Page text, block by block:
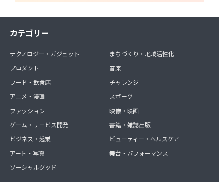
カテゴリー
テクノロジー・ガジェット
プロダクト
フード・飲食店
アニメ・漫画
ファッション
ゲーム・サービス開発
ビジネス・起業
アート・写真
ソーシャルグッド
まちづくり・地域活性化
音楽
チャレンジ
スポーツ
映像・映画
書籍・雑誌出版
ビューティー・ヘルスケア
舞台・パフォーマンス